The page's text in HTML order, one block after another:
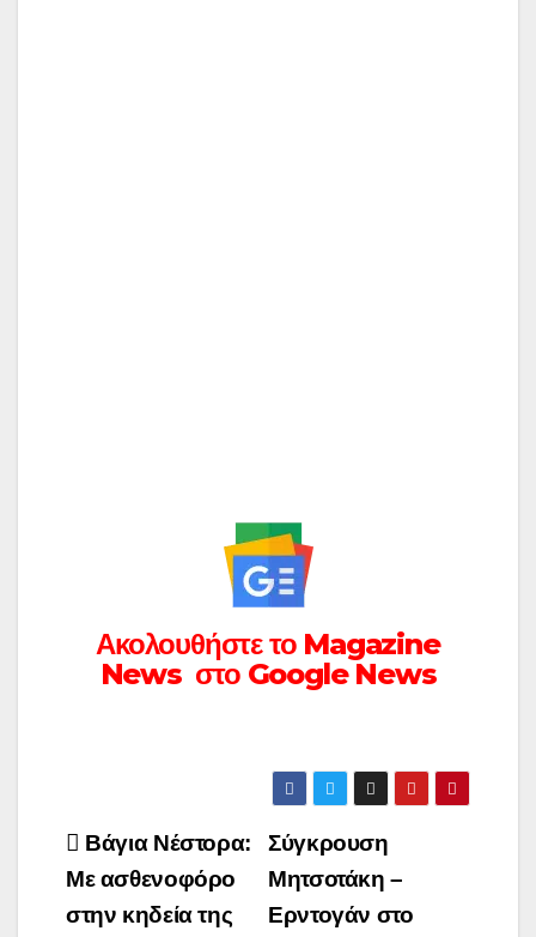
Ακολουθήστε το Magazine
News στο Google News
Πλοήγηση
άρθρων
Σύγκρουση
Μητσοτάκη –
Ερντογάν στο
Βάγια Νέστορα:
Με ασθενοφόρο
στην κηδεία της